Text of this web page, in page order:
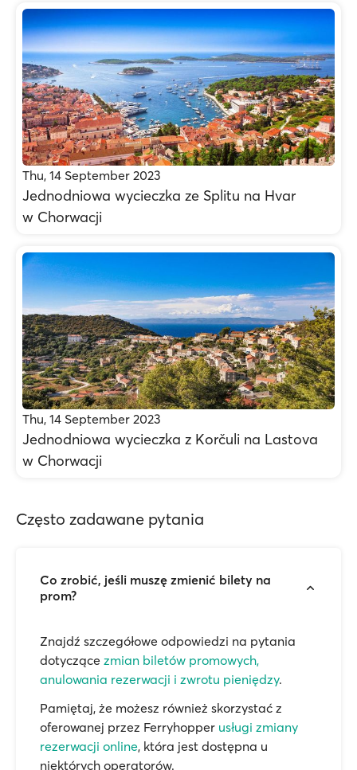
Thu, 14 September 2023
Jednodniowa wycieczka ze Splitu na Hvar
w Chorwacji
Thu, 14 September 2023
Jednodniowa wycieczka z Korčuli na Lastova
w Chorwacji
Często zadawane pytania
Co zrobić, jeśli muszę zmienić bilety na
prom?
Znajdź szczegółowe odpowiedzi na pytania
dotyczące zmian biletów promowych,
anulowania rezerwacji i zwrotu pieniędzy.
Pamiętaj, że możesz również skorzystać z
oferowanej przez Ferryhopper usługi zmiany
rezerwacji online, która jest dostępna u
niektórych operatorów.